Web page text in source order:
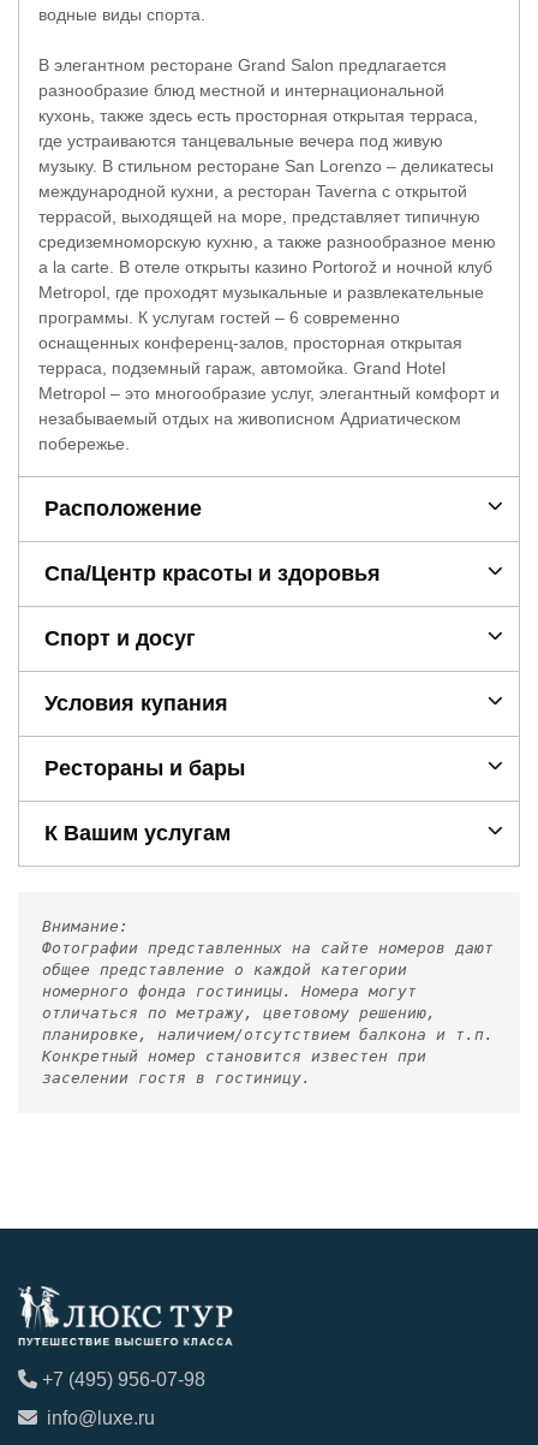
водные виды спорта.
В элегантном ресторане Grand Salon предлагается
разнообразие блюд местной и интернациональной
кухонь, также здесь есть просторная открытая терраса,
где устраиваются танцевальные вечера под живую
музыку. В стильном ресторане San Lorenzo – деликатесы
международной кухни, а ресторан Taverna с открытой
террасой, выходящей на море, представляет типичную
средиземноморскую кухню, а также разнообразное меню
a la carte. В отеле открыты казино Portorož и ночной клуб
Metropol, где проходят музыкальные и развлекательные
программы. К услугам гостей – 6 современно
оснащенных конференц-залов, просторная открытая
терраса, подземный гараж, автомойка. Grand Hotel
Metropol – это многообразие услуг, элегантный комфорт и
незабываемый отдых на живописном Адриатическом
побережье.
Расположение
Спа/Центр красоты и здоровья
Спорт и досуг
Условия купания
Рестораны и бары
К Вашим услугам
Внимание:
Фотографии представленных на сайте номеров дают
общее представление о каждой категории
номерного фонда гостиницы. Номера могут
отличаться по метражу, цветовому решению,
планировке, наличием/отсутствием балкона и т.п.
Конкретный номер становится известен при
заселении гостя в гостиницу.
+7 (495) 956-07-98
info@luxe.ru